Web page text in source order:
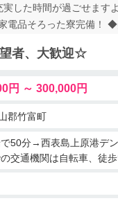
した時間が過ごせます
品そろった寮完備！
開催。 働きながら西表
ています！）をはじめ
ます。 店内は広々と
も眺められる人気のスポ
者、大歓迎☆
円 ～ 300,000円
郡竹富町
50分→西表島上原港デ
交通機関は自転車、徒